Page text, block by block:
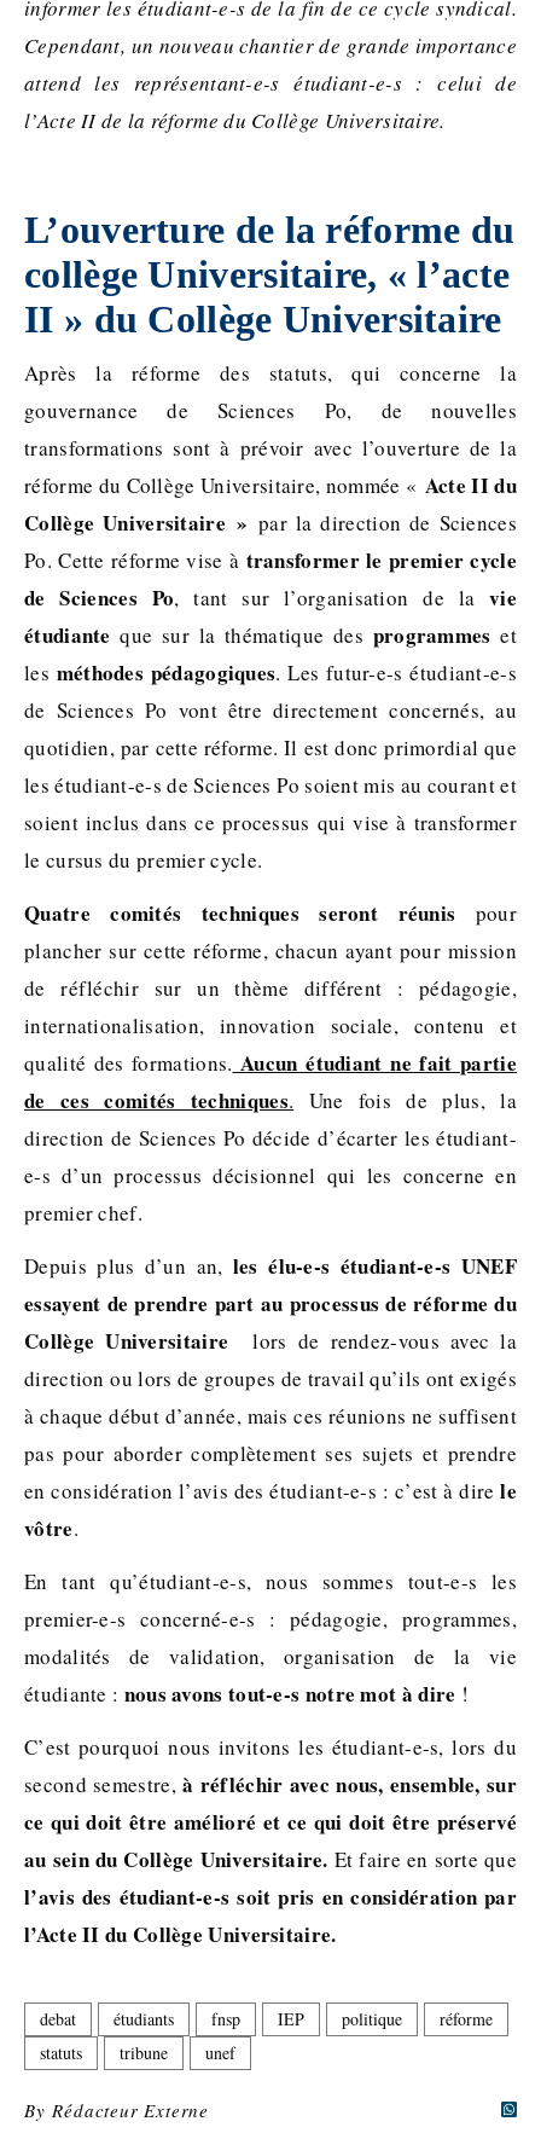
informer les étudiant-e-s de la fin de ce cycle syndical.
Cependant, un nouveau chantier de grande importance
attend les représentant-e-s étudiant-e-s : celui de
l’Acte II de la réforme du Collège Universitaire.
L’ouverture de la réforme du
collège Universitaire, « l’acte
II » du Collège Universitaire
Après la réforme des statuts, qui concerne la
gouvernance de Sciences Po, de nouvelles
transformations sont à prévoir avec l’ouverture de la
réforme du Collège Universitaire, nommée « Acte II du
Collège Universitaire » par la direction de Sciences
Po. Cette réforme vise à transformer le premier cycle
de Sciences Po, tant sur l’organisation de lavie
étudiante que sur la thématique des programmes et
les méthodes pédagogiques. Les futur-e-s étudiant-e-s
de Sciences Po vont être directement concernés, au
quotidien, par cette réforme. Il est donc primordial que
les étudiant-e-s de Sciences Po soient mis au courant et
soient inclus dans ce processus qui vise à transformer
le cursus du premier cycle.
Quatre comités techniques seront réunis pour
plancher sur cette réforme, chacun ayant pour mission
de réfléchir sur un thème différent : pédagogie,
internationalisation, innovation sociale, contenu et
qualité des formations. Aucun étudiant ne fait partie
de ces comités techniques. Une fois de plus, la
direction de Sciences Po décide d’écarter les étudiant-
e-s d’un processus décisionnel qui les concerne en
premier chef.
Depuis plus d’un an, les élu-e-s étudiant-e-s UNEF
essayent de prendre part au processus de réforme du
Collège Universitaire lors de rendez-vous avec la
direction ou lors de groupes de travail qu’ils ont exigés
à chaque début d’année, mais ces réunions ne suffisent
pas pour aborder complètement ses sujets et prendre
en considération l’avis des étudiant-e-s : c’est à direle
vôtre.
En tant qu’étudiant-e-s, nous sommes tout-e-s les
premier-e-s concerné-e-s : pédagogie, programmes,
modalités de validation, organisation de la vie
étudiante : nous avons tout-e-s notre mot à dire !
C’est pourquoi nous invitons les étudiant-e-s, lors du
second semestre,à réfléchir avec nous, ensemble, sur
ce qui doit être amélioré et ce qui doit être préservé
au sein du Collège Universitaire. Et faire en sorte que
l’avis des étudiant-e-s soit pris en considération par
l’Acte II du Collège Universitaire.
debat étudiants fnsp IEP politique
réforme
statuts
tribune unef
By Rédacteur Externe